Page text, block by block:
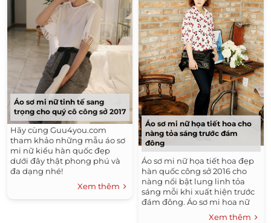
Đầm Đẹp - Váy Đẹp Công Sở Hàn Quốc 2016
Áo Sơ Mi Nam Đẹp
Tóc Tết Đẹp
Áo Khoác Nam Đẹp Hàn Quốc 2015 - 2016 Ấm Áp
Không Lạnh
Tóc Dài Đẹp
Những Kiểu Tóc Nam Đẹp
Tóc Uốn Xoăn Đẹp
Thời Trang Thu Đông Hàn Quốc 2015 - 2016
Tóc Ngắn Đẹp
Thời Trang Hè
Kiểu Tóc Đẹp
Thời Trang Nam Hè 2016
Xu Hướng Tóc Đẹp 2016
Những Kiểu Tóc Đẹp
Áo sơ mi nữ tinh tế sang
trọng cho quý cô công sở 2017
Hãy cùng Guu4you.com
tham khảo những mẫu áo sơ
mi nữ kiểu hàn quốc đẹp
dưới đây thật phong phú và
đa dạng nhé!
Xem thêm
Áo sơ mi nữ họa tiết hoa cho
nàng tỏa sáng trước đám
đông
Áo sơ mi nữ họa tiết hoa đẹp
hàn quốc công sở 2016 cho
nàng nổi bật lung linh tỏa
sáng mỗi khi xuất hiện trước
đám đông. Áo sơ mi hoa nữ
đẹp đang ngày càng trở nên
Xem thêm